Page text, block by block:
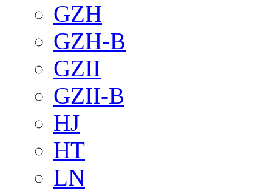
GZH
GZH-B
GZII
GZII-B
HJ
HT
LN